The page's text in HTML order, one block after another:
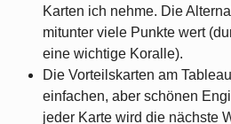
Karten ich nehme. Die
mitunter viele Punkte wert
eine wichtige Koralle).
Die Vorteilskarten am
einfachen, aber schönen
jeder Karte wird die nächste